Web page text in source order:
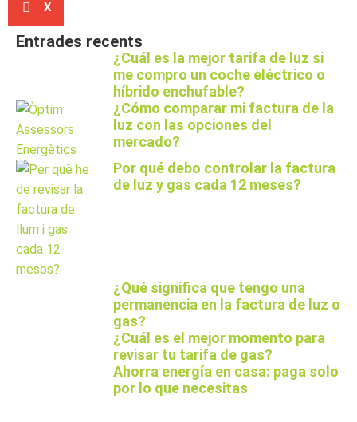
X
Entrades recents
¿Cuál es la mejor tarifa de luz si
me compro un coche eléctrico o
híbrido enchufable?
¿Cómo comparar mi factura de la
luz con las opciones del
mercado?
Por qué debo controlar la factura
de luz y gas cada 12 meses?
¿Qué significa que tengo una
permanencia en la factura de luz o
gas?
¿Cuál es el mejor momento para
revisar tu tarifa de gas?
Ahorra energía en casa: paga solo
por lo que necesitas